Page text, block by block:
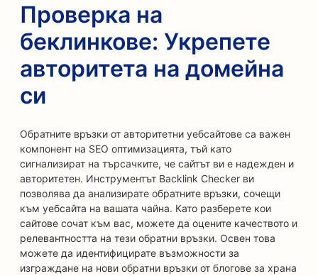
Проверка на
беклинкове: Укрепете
авторитета на домейна
си
Обратните връзки от авторитетни уебсайтове са важен
компонент на SEO оптимизацията, тъй като
сигнализират на търсачките, че сайтът ви е надежден и
авторитетен. Инструментът Backlink Checker ви
позволява да анализирате обратните връзки, сочещи
към уебсайта на вашата чайна. Като разберете кои
сайтове сочат към вас, можете да оцените качеството и
релевантността на тези обратни връзки. Освен това
можете да идентифицирате възможности за
изграждане на нови обратни връзки от блогове за храна